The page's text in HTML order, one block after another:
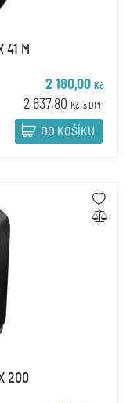
M
2 180,00 Kč
2 637,80 Kč s DPH
DO KOŠÍKU
200